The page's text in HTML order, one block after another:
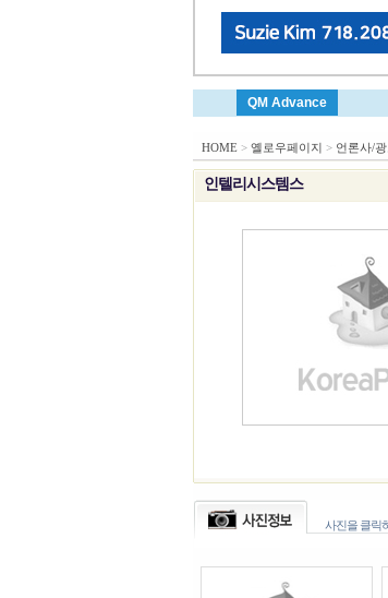
QM Advance
HOME > 옐로우페이지 > 언론사/
인텔리시스템스
사진을 클릭